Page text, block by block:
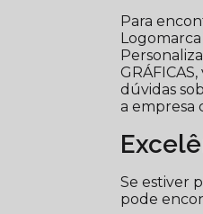
Para
dúvidas
a empresa
Se estiver
pode